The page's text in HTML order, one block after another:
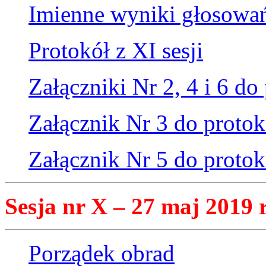
Imienne wyniki
Protokół z XI sesji
Załączniki Nr 2, 4 i 6 do
Załącznik Nr 3 do
Załącznik Nr 5 do
Sesja nr X – 27 maj 2019
Porządek obrad